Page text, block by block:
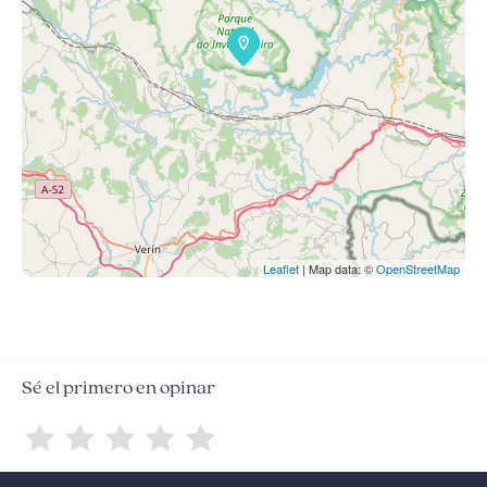
Leaflet | Map data: ©OpenStreetMap
Sé el primero en opinar